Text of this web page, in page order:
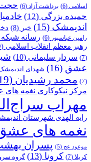
اسلامی (6) برداشت آزاد (6)
حمیده بزرگی (12)
اندیمشک (15) خبر (8)
رامین عباسپور (6) رسانه
رهبر معظم انقلاب اسلامی (9)
(7)
سردار سلیمانی (10)
عشق (16) شهدای
(7)
محمد رشیدیان (19)
مرکز نیکوکاری نغمه
مهراب
رایه الهدی شهرستان
نغمه های
موعود عج (5) پسران
کربلا (7) کرونا (13) گروه